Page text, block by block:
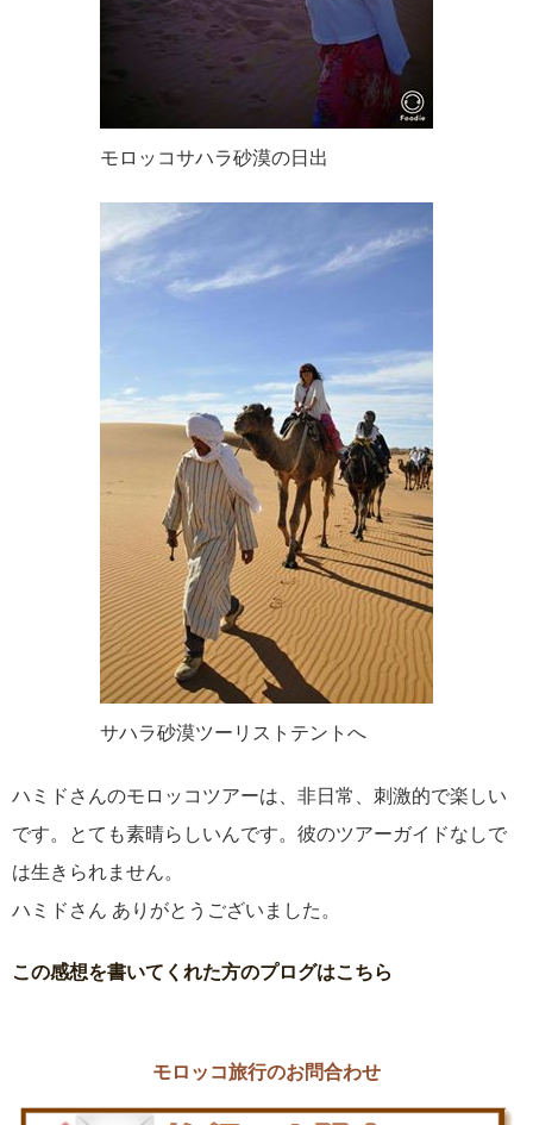
モロッコサハラ砂漠の日出
サハラ砂漠ツーリストテントへ
ハミドさんのモロッコツアーは、非日常、刺激的で楽しい
です。とても素晴らしいんです。彼のツアーガイドなしで
は生きられません。
ハミドさん ありがとうございました。
この感想を書いてくれた方のプログはこちら
モロッコ旅行のお問合わせ